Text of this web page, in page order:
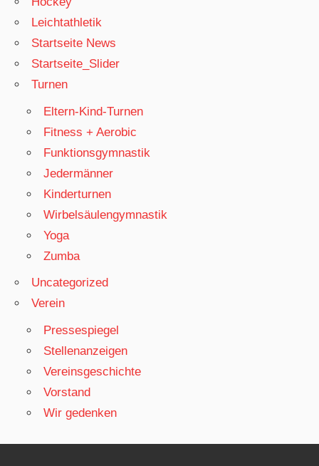
Leichtathletik
Startseite News
Startseite_Slider
Turnen
Eltern-Kind-Turnen
Fitness + Aerobic
Funktionsgymnastik
Jedermänner
Kinderturnen
Wirbelsäulengymnastik
Yoga
Zumba
Uncategorized
Verein
Pressespiegel
Stellenanzeigen
Vereinsgeschichte
Vorstand
Wir gedenken